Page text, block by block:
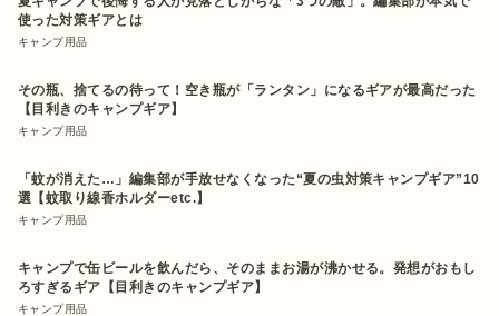
使った対策ギアとは
キャンプ用品
その瓶、捨てるの待って！空き瓶が「ランタン」になるギアが最高だった
【目利きのキャンプギア】
キャンプ用品
「蚊が消えた…」編集部が手放せなくなった“夏の虫対策キャンプギア”10
選【蚊取り線香ホルダーetc.】
キャンプ用品
キャンプで缶ビールを飲んだら、そのままお湯が沸かせる。発想がおもし
ろすぎるギア【目利きのキャンプギア】
キャンプ用品